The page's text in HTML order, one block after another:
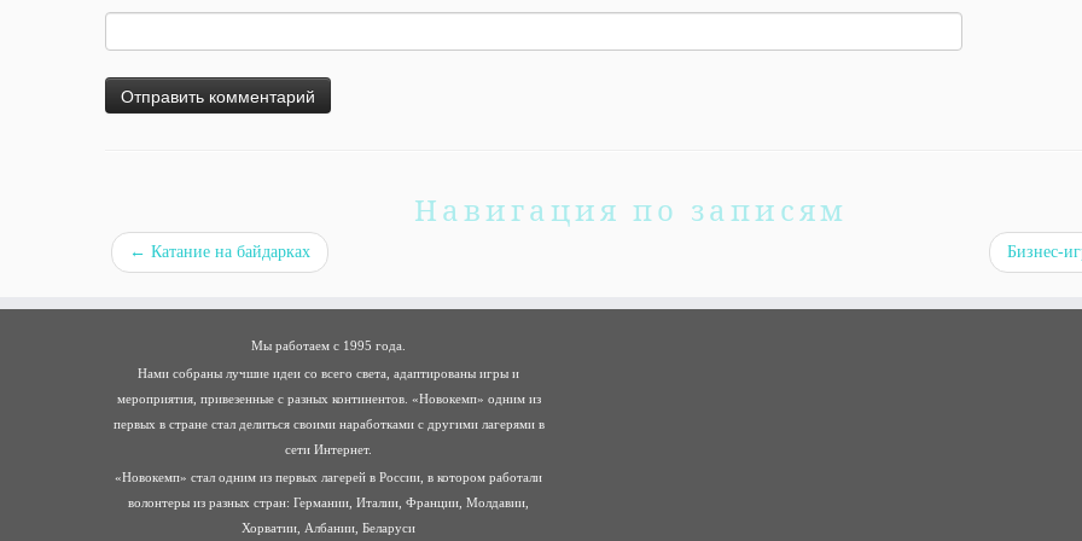
Навигация по записям
← Катание на байдарках Бизнес-
Мы работаем с 1995 года.
Нами собраны лучшие идеи со всего света, адаптированы игры и
мероприятия, привезенные с разных континентов. «Новокемп» одним из
первых в стране стал делиться своими наработками с другими лагерями в
сети Интернет.
«Новокемп» стал одним из первых лагерей в России, в котором работали
волонтеры из разных стран: Германии, Италии, Франции, Молдавии,
Хорватии, Албании, Беларуси